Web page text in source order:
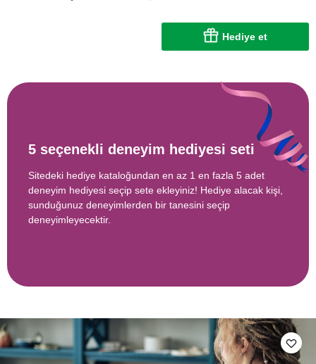
Hediye et
5 seçenekli deneyim hediyesi seti
Sitedeki hediye kataloğundan en az 1 en fazla 5 adet
deneyim hediyesi seçip sete ekleyiniz! Hediye alacak kişi,
sunduğunuz deneyimlerden bir tanesini seçip
deneyimleyecektir.